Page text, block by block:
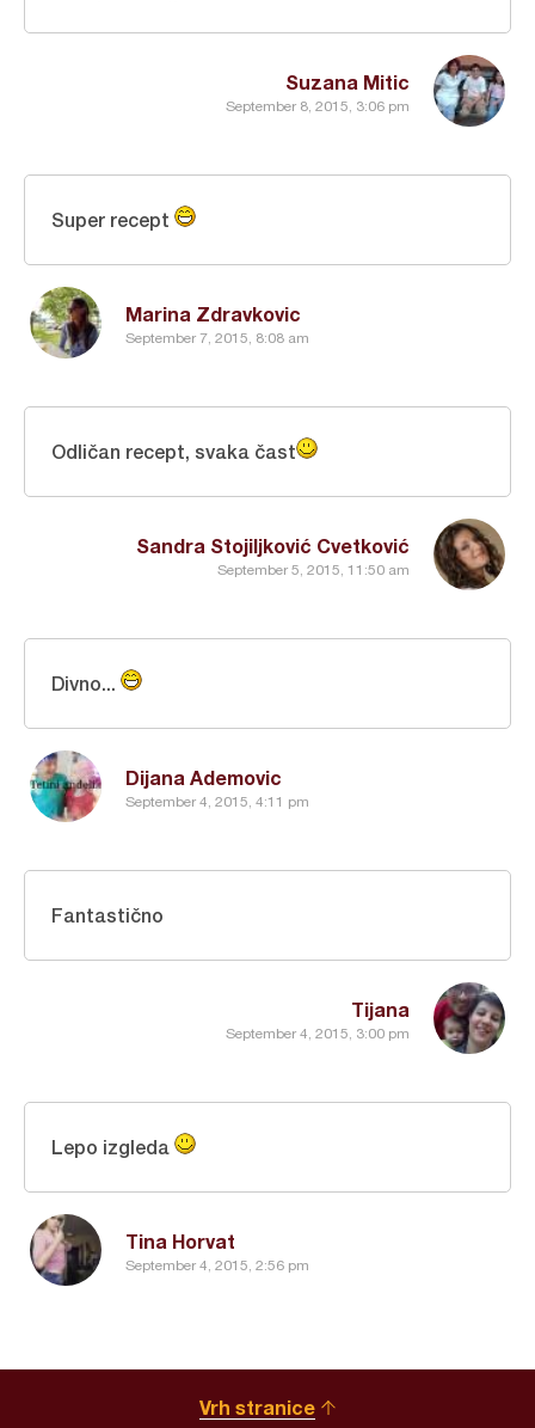
Suzana Mitic
September 8, 2015, 3:06 pm
Marina Zdravkovic
September 7, 2015, 8:08 am
Super recept
Sandra Stojiljković Cvetković
September 5, 2015, 11:50 am
Odličan recept, svaka čast
Dijana Ademovic
September 4, 2015, 4:11 pm
Divno...
Tijana
September 4, 2015, 3:00 pm
Fantastično
Tina Horvat
September 4, 2015, 2:56 pm
Lepo izgleda
Vrh stranice